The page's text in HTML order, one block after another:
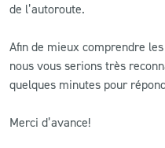
de l’autoroute.
Afin de mieux comprendre
nous vous serions très
quelques minutes pour
Merci d’avance!